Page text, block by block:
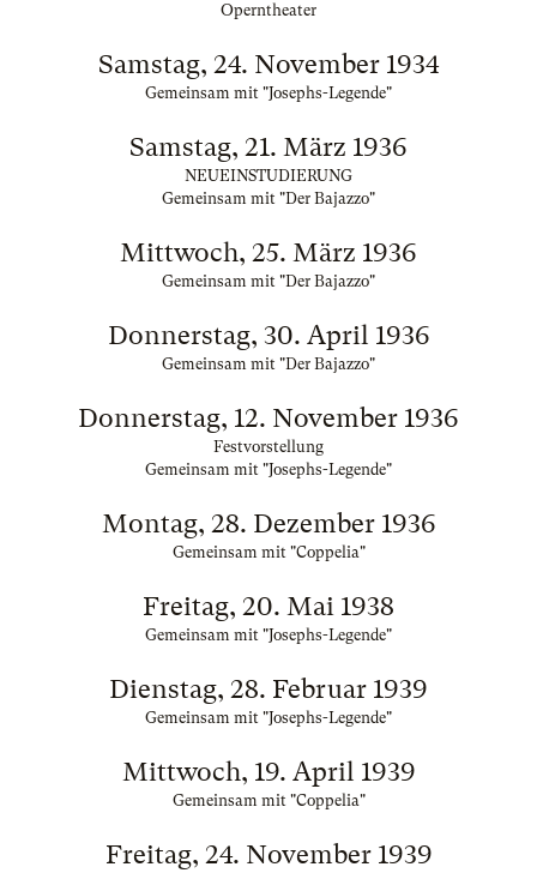
Operntheater
Samstag, 24. November 1934
Gemeinsam mit "Josephs-Legende"
Samstag, 21. März 1936
NEUEINSTUDIERUNG
Gemeinsam mit "Der Bajazzo"
Mittwoch, 25. März 1936
Gemeinsam mit "Der Bajazzo"
Donnerstag, 30. April 1936
Gemeinsam mit "Der Bajazzo"
Donnerstag, 12. November 1936
Festvorstellung
Gemeinsam mit "Josephs-Legende"
Montag, 28. Dezember 1936
Gemeinsam mit "Coppelia"
Freitag, 20. Mai 1938
Gemeinsam mit "Josephs-Legende"
Dienstag, 28. Februar 1939
Gemeinsam mit "Josephs-Legende"
Mittwoch, 19. April 1939
Gemeinsam mit "Coppelia"
Freitag, 24. November 1939